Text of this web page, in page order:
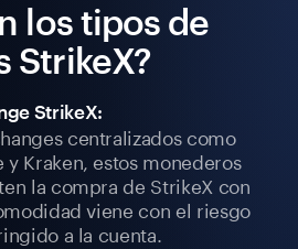
los tipos de
StrikeX?
StrikeX:
centralizados como
y Kraken, estos monederos
la compra de StrikeX con
viene con el riesgo
a la cuenta.